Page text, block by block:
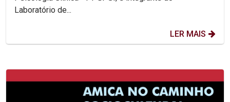
Laboratório de...
LER MAIS